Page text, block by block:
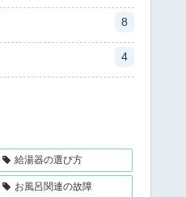
8
4
給湯器の選び方
お風呂関連の故障